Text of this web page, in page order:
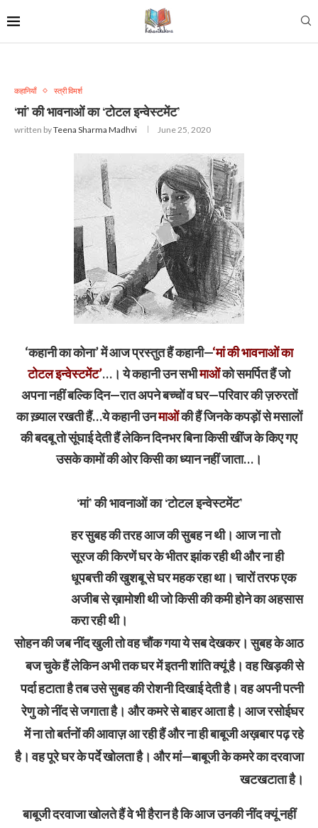
कहानियाँ स्त्री विमर्श
‘मां’ की भावनाओं का ‘टोटल इन्वेस्टमेंट’
written byTeena Sharma Madhvi June 25, 2020
‘कहानी का कोना’ में आज प्रस्तुत हैं कहानी—‘मां की भावनाओं का
टोटल इन्वेस्टमेंट’…। ये कहानी उन सभीमाओंको समर्पित हैं जो
अपना नहीं बल्कि दिन—रात अपने बच्चों व घर—परिवार की ज़रुरतों
का ख़्याल रखती हैं…ये कहानी उनमाओंकी हैं जिनके कपड़ों से मसालों
की बदबू तो सूंघाई देती हैं लेकिन दिनभर बिना किसी खींज के किए गए
उसके कामों की ओर किसी का ध्यान नहीं जाता…।
‘मां’ की भावनाओं का ‘टोटल इन्वेस्टमेंट’
हर सुबह की तरह आज की सुबह न थी। आज ना तो
सूरज की किरणें घर के भीतर झांक रही थी और ना ही
धूपबत्ती की खुशबू से घर महक रहा था। चारों तरफ एक
अजीब से ख़ामोशी थी जो किसी की कमी होने का अहसास
करा रही थी।
सोहन की जब नींद खुली तो वह चौंक गया ये सब देखकर। सुबह के आठ
बज चुके हैं लेकिन अभी तक घर में इतनी शांति क्यूं है। वह खिड़की से
पर्दा हटाता है तब उसे सुबह की रोशनी दिखाई देती है। वह अपनी पत्नी
रेणु को नींद से जगाता है। और कमरे से बाहर आता है। आज रसोईघर
में ना तो बर्तनों की आवाज़ आ रही हैं और ना ही बाबूजी अख़बार पढ़ रहे
है। वह पूरे घर के पर्दे खोलता है। और मां—बाबूजी के कमरे का दरवाजा
खटखटाता है।
बाबूजी दरवाजा खोलते हैं वे भी हैरान है कि आज उनकी नींद क्यूं नहीं